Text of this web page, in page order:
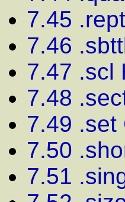
7.45
7.46
7.47
7.48
7.49
7.50
7.51